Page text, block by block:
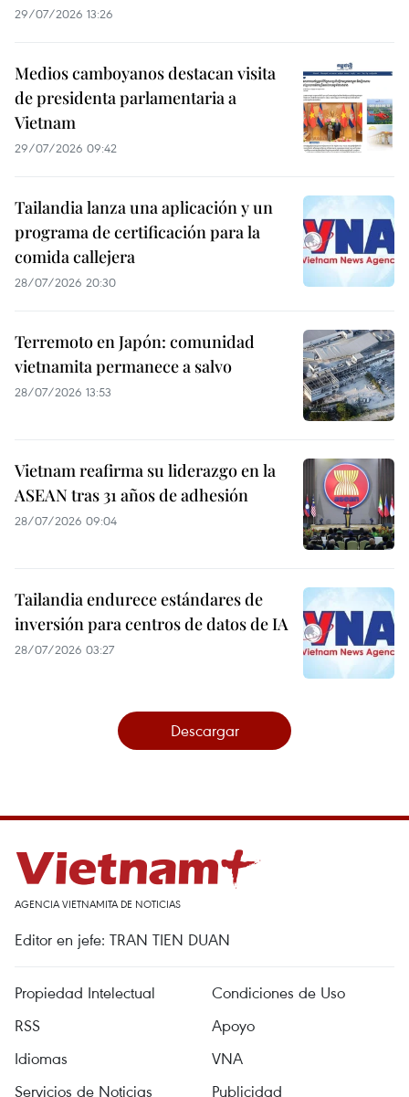
29/07/2026 13:26
Medios camboyanos destacan visita
de presidenta parlamentaria a
Vietnam
29/07/2026 09:42
Tailandia lanza una aplicación y un
programa de certificación para la
comida callejera
28/07/2026 20:30
Terremoto en Japón: comunidad
vietnamita permanece a salvo
28/07/2026 13:53
Vietnam reafirma su liderazgo en la
ASEAN tras 31 años de adhesión
28/07/2026 09:04
Tailandia endurece estándares de
inversión para centros de datos de IA
28/07/2026 03:27
Descargar
AGENCIA VIETNAMITA DE NOTICIAS
Editor en jefe: TRAN TIEN DUAN
Propiedad Intelectual
Condiciones de Uso
RSS
Apoyo
Idiomas
VNA
Servicios de Noticias
Publicidad